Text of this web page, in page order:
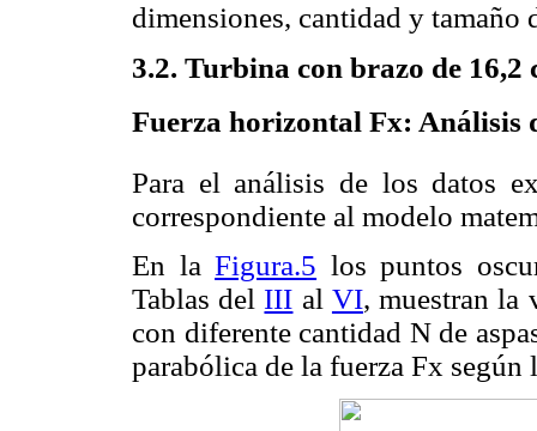
dimensiones, cantidad y tamaño
3.2. Turbina con brazo de 16,2
Fuerza horizontal Fx:
Para el análisis de los datos
correspondiente al modelo
En laFigura.5 los puntos
Tablas del III al VI, muestran la
con diferente cantidad N de
parabólica de la fuerza Fx